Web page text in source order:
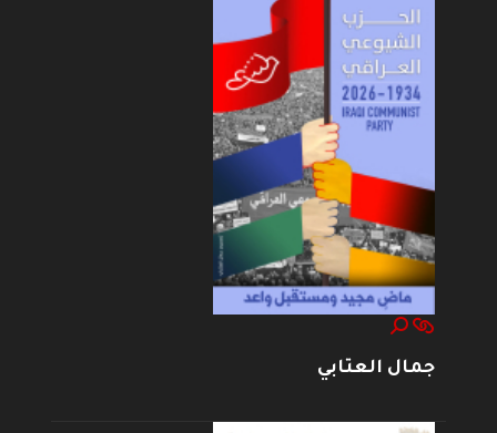
جمال العتابي